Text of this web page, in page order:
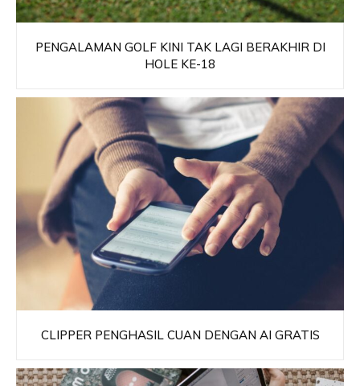
PENGALAMAN GOLF KINI TAK LAGI BERAKHIR DI
HOLE KE-18
CLIPPER PENGHASIL CUAN DENGAN AI GRATIS